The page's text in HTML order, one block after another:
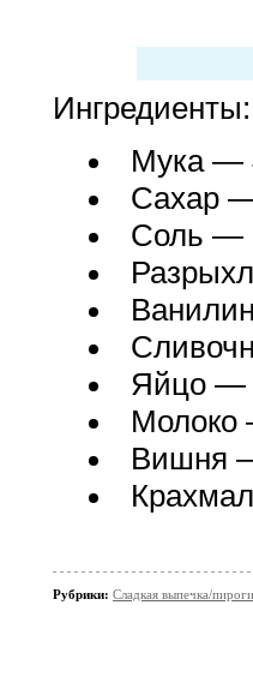
Ингредиенты:
Мука —
Сахар —
Соль —
Яйцо —
Вишня
Рубрики: Сладкая выпечка/пироги